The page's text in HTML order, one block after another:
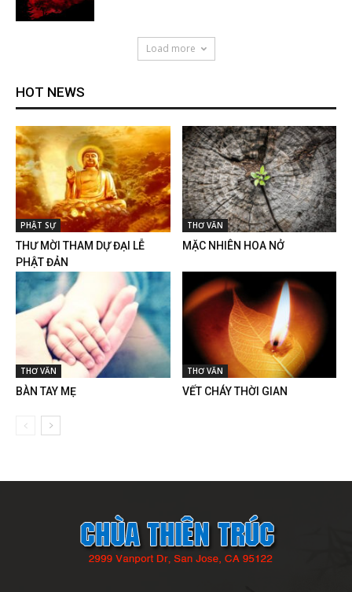
Load more
HOT NEWS
PHẬT SỰ
THƯ MỜI THAM DỰ ĐẠI LỄ
PHẬT ĐẢN
THƠ VĂN
MẶC NHIÊN HOA NỞ
THƠ VĂN
BÀN TAY MẸ
THƠ VĂN
VẾT CHÁY THỜI GIAN